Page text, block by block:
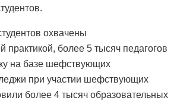
охвачены
практикой, более 5 тысяч педагогов
на базе шефствующих
при участии шефствующих
более 4 тысяч образовательных